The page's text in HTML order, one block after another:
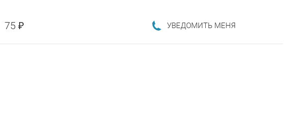
75 ₽ УВЕДОМИТЬ МЕНЯ